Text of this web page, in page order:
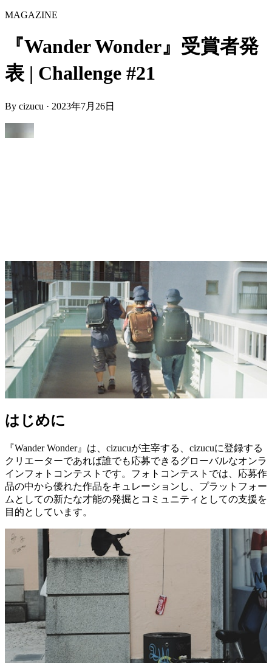
MAGAZINE
『Wander Wonder』受賞者発
表 | Challenge #21
By cizucu · 2023年7月26日
はじめに
『Wander Wonder』は、cizucuが主宰する、cizucuに登録する
クリエーターであれば誰でも応募できるグローバルなオンラ
インフォトコンテストです。フォトコンテストでは、応募作
品の中から優れた作品をキュレーションし、プラットフォー
ムとしての新たな才能の発掘とコミュニティとしての支援を
目的としています。